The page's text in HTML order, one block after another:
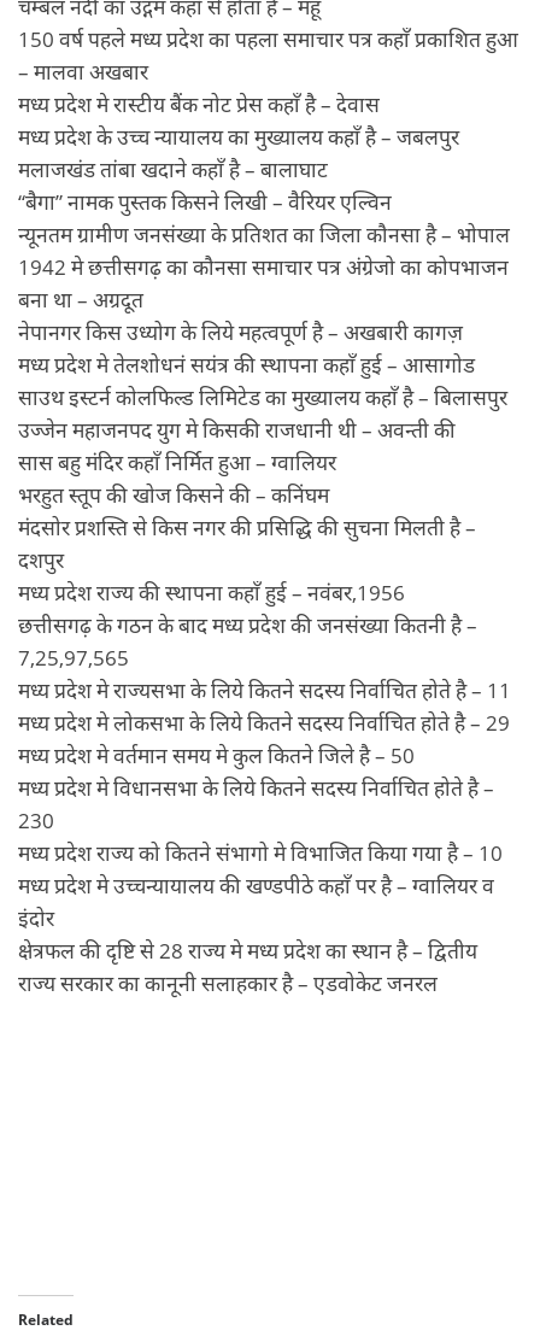
चम्बल नदी का उद्गम कहाँ से होता है – महू
150 वर्ष पहले मध्य प्रदेश का पहला समाचार पत्र कहाँ प्रकाशित हुआ
– मालवा अखबार
मध्य प्रदेश मे रास्टीय बैंक नोट प्रेस कहाँ है – देवास
मध्य प्रदेश के उच्च न्यायालय का मुख्यालय कहाँ है – जबलपुर
मलाजखंड तांबा खदाने कहाँ है – बालाघाट
“बैगा” नामक पुस्तक किसने लिखी – वैरियर एल्विन
न्यूनतम ग्रामीण जनसंख्या के प्रतिशत का जिला कौनसा है – भोपाल
1942 मे छत्तीसगढ़ का कौनसा समाचार पत्र अंग्रेजो का कोपभाजन
बना था – अग्रदूत
नेपानगर किस उध्योग के लिये महत्वपूर्ण है – अखबारी कागज़
मध्य प्रदेश मे तेलशोधनं सयंत्र की स्थापना कहाँ हुई – आसागोड
साउथ इस्टर्न कोलफिल्ड लिमिटेड का मुख्यालय कहाँ है – बिलासपुर
उज्जेन महाजनपद युग मे किसकी राजधानी थी – अवन्ती की
सास बहु मंदिर कहाँ निर्मित हुआ – ग्वालियर
भरहुत स्तूप की खोज किसने की – कनिंघम
मंदसोर प्रशस्ति से किस नगर की प्रसिद्धि की सुचना मिलती है –
दशपुर
मध्य प्रदेश राज्य की स्थापना कहाँ हुई – नवंबर,1956
छत्तीसगढ़ के गठन के बाद मध्य प्रदेश की जनसंख्या कितनी है –
7,25,97,565
मध्य प्रदेश मे राज्यसभा के लिये कितने सदस्य निर्वाचित होते है – 11
मध्य प्रदेश मे लोकसभा के लिये कितने सदस्य निर्वाचित होते है – 29
मध्य प्रदेश मे वर्तमान समय मे कुल कितने जिले है – 50
मध्य प्रदेश मे विधानसभा के लिये कितने सदस्य निर्वाचित होते है –
230
मध्य प्रदेश राज्य को कितने संभागो मे विभाजित किया गया है – 10
मध्य प्रदेश मे उच्चन्यायालय की खण्डपीठे कहाँ पर है – ग्वालियर व
इंदोर
क्षेत्रफल की दृष्टि से 28 राज्य मे मध्य प्रदेश का स्थान है – द्वितीय
राज्य सरकार का कानूनी सलाहकार है – एडवोकेट जनरल
Related